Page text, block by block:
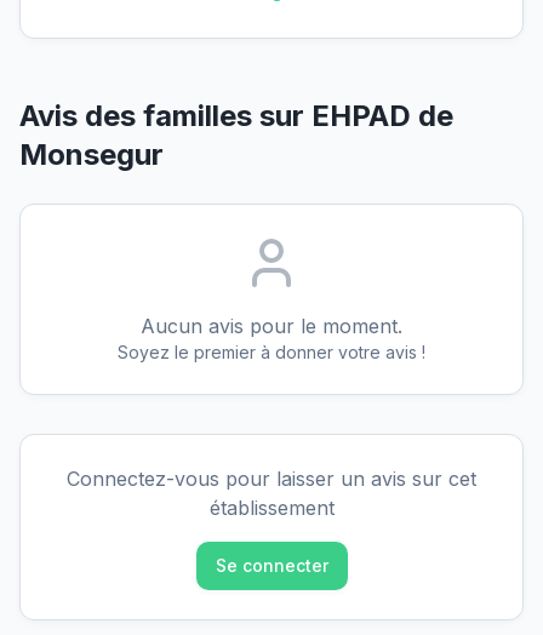
Avis des familles sur EHPAD de
Monsegur
Aucun avis pour le moment.
Soyez le premier à donner votre avis !
Connectez-vous pour laisser un avis sur cet
établissement
Se connecter